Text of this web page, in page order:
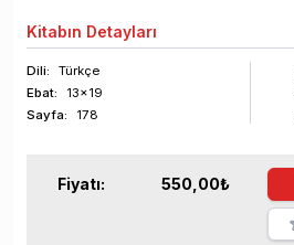
Kitabın Detayları
Dili:
Türkçe
Ebat:
13x19
Sayfa: 178
Fiyatı: 550,00₺